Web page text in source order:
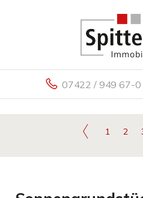
07422 / 949 67-0
1 2